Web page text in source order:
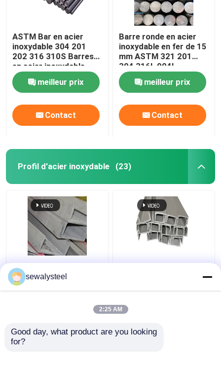
Fil de cuivre massif
Tuyau de cuivre rond
Plaque plate en cuivre
Bobine de cuivre de bande
ASTM Bar en acier
inoxydable 304 201
202 316 310S Barres
en acier inoxydable
rondes et brillantes
meilleur prix
Contact
Barre ronde en acier
inoxydable en fer de 15
mm ASTM 321 201
304 316L 904l
meilleur prix
Contact
Profil d'acier inoxydable (23)
410 430 904L 409L
310s Profil en acier
inoxydable
304 304l 316 316l
sewalysteel
2:25 AM
Good day, what product are you looking
for?